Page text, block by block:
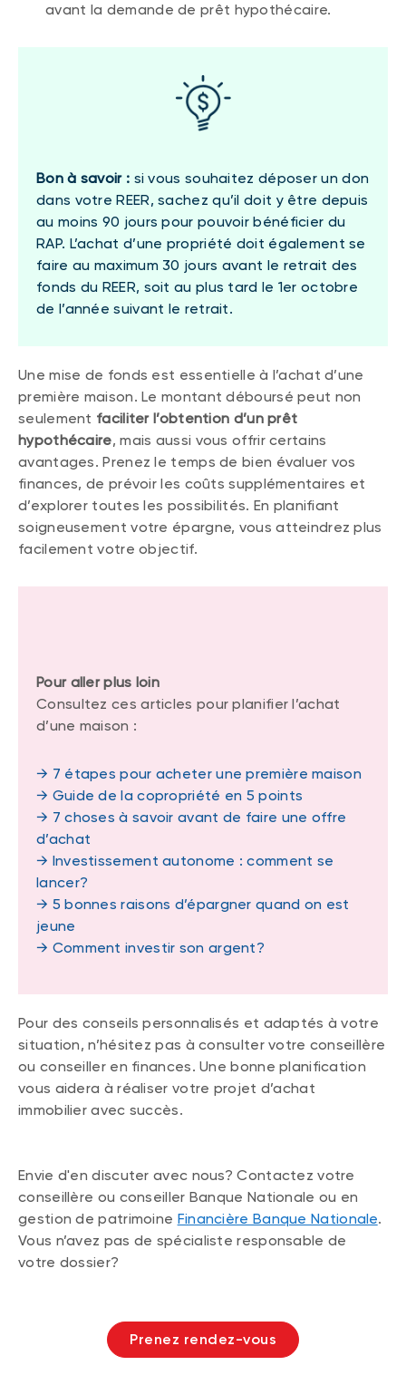
avant la demande de prêt hypothécaire.
Bon à savoir : si vous souhaitez déposer un don
dans votre REER, sachez qu’il doit y être depuis
au moins 90 jours pour pouvoir bénéficier du
RAP. L’achat d’une propriété doit également se
faire au maximum 30 jours avant le retrait des
fonds du REER, soit au plus tard le 1er octobre
de l’année suivant le retrait.
Une mise de fonds est essentielle à l’achat d’une
première maison. Le montant déboursé peut non
seulement faciliter l’obtention d’un prêt
hypothécaire, mais aussi vous offrir certains
avantages. Prenez le temps de bien évaluer vos
finances, de prévoir les coûts supplémentaires et
d’explorer toutes les possibilités. En planifiant
soigneusement votre épargne, vous atteindrez plus
facilement votre objectif.
Pour aller plus loin
Consultez ces articles pour planifier l’achat
d’une maison :
→ 7 étapes pour acheter une première maison
→ Guide de la copropriété en 5 points
→ 7 choses à savoir avant de faire une offre
d’achat
→ Investissement autonome : comment se
lancer?
→ 5 bonnes raisons d’épargner quand on est
jeune
→ Comment investir son argent?
Pour des conseils personnalisés et adaptés à votre
situation, n’hésitez pas à consulter votre conseillère
ou conseiller en finances. Une bonne planification
vous aidera à réaliser votre projet d’achat
immobilier avec succès.
Envie d'en discuter avec nous? Contactez votre
conseillère ou conseiller Banque Nationale ou en
gestion de patrimoine Financière Banque Nationale.
Vous n’avez pas de spécialiste responsable de
votre dossier?
Prenez rendez-vous